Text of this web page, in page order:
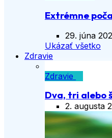
Extrémne
29. júna
Ukázať všetko
Zdravie
Zdravie
Dva, tri alebo
2. augusta